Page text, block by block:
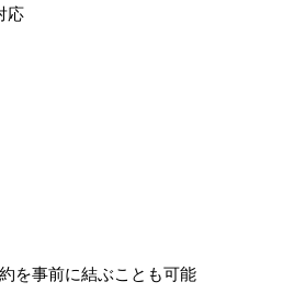
応
を事前に結ぶことも可能